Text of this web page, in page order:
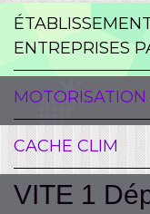
ENTREPRISES
MOTORISATION
CACHE CLIM
VITE 1